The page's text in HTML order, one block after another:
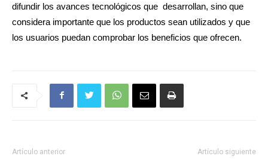
difundir los avances tecnológicos que desarrollan, sino que
considera importante que los productos sean utilizados y que
los usuarios puedan comprobar los​ beneficios que ofrecen.
Artículo anterior Artículo siguiente